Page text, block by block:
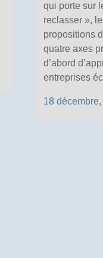
qui porte sur
reclasser »,
propositions
quatre axes
d’abord
entreprises
18